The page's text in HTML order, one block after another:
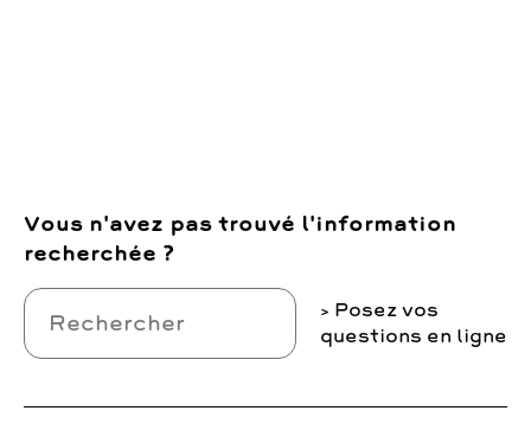
Vous n'avez pas trouvé l'information
recherchée ?
Posez vos
questions en ligne